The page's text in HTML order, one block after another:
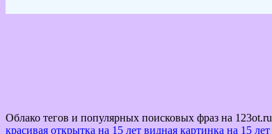
Облако тегов и популярных поисковых фраз на 123ot.ru
красивая открытка на 15 лет видная картинка на 15 лет